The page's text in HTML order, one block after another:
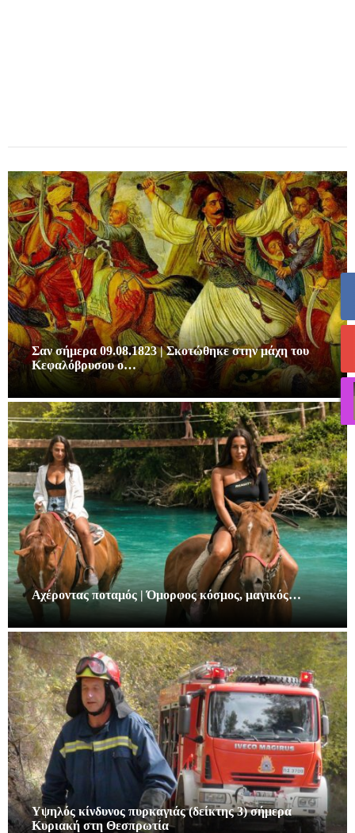
Σαν σήμερα 09.08.1823 | Σκοτώθηκε στην μάχη του
Κεφαλόβρυσου ο…
Αχέροντας ποταμός | Όμορφος κόσμος, μαγικός…
Υψηλός κίνδυνος πυρκαγιάς (δείκτης 3) σήμερα
Κυριακή στη Θεσπρωτία